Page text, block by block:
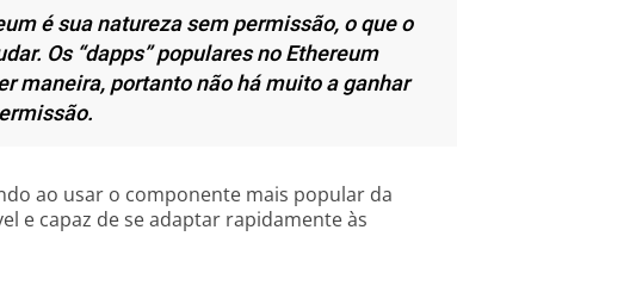
é sua natureza sem permissão, o que o
Os “dapps” populares no Ethereum
maneira, portanto não há muito a ganhar
ao usar o componente mais popular da
e capaz de se adaptar rapidamente às